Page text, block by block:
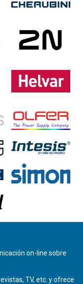
on-line sobre
TV, etc. y ofrece